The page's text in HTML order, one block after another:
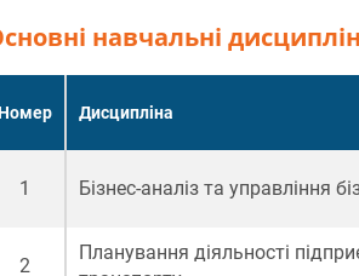
навчальні
Дисципліна
1 Бізнес-аналіз та управління
2
Планування діяльності